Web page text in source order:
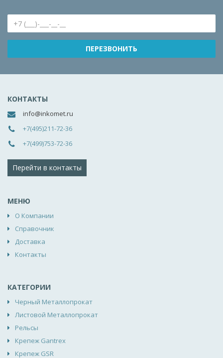
КОНТАКТЫ
info@inkomet.ru
+7(495)211-72-36
+7(499)753-72-36
Перейти в контакты
МЕНЮ
О Компании
Справочник
Доставка
Контакты
КАТЕГОРИИ
Черный Металлопрокат
Листовой Металлопрокат
Рельсы
Крепеж Gantrex
Крепеж GSR